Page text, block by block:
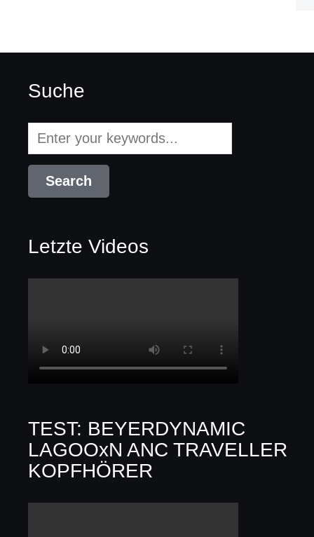
Suche
Letzte Videos
TEST: BEYERDYNAMIC
LAGOOxN ANC TRAVELLER
KOPFHÖRER